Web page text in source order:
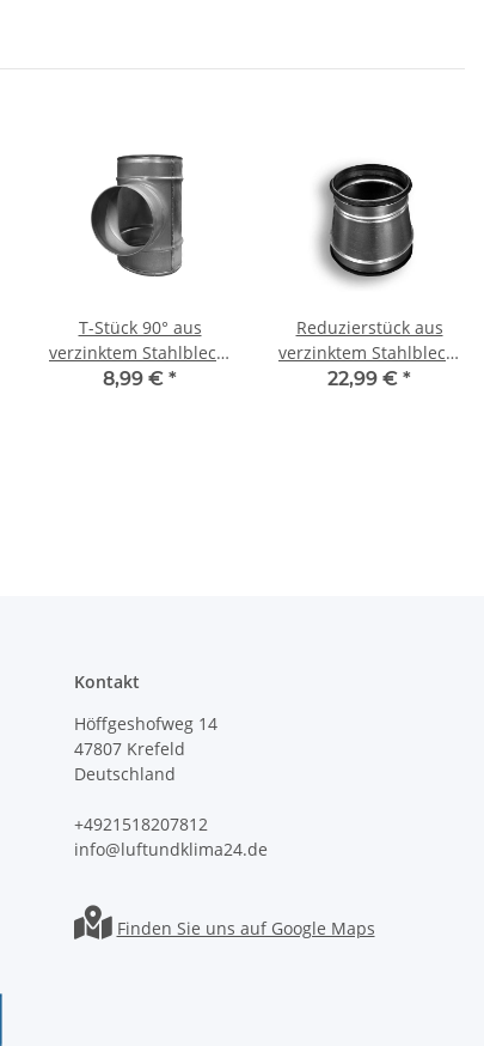
T-Stück 90° aus
verzinktem Stahlblech,
ohne Dichtung, Ø 80
8,99 € *
Reduzierstück aus
verzinktem Stahlblech,
symmetrisch, mit
22,99 € *
Kontakt
Höffgeshofweg 14
47807 Krefeld
Deutschland
+4921518207812
info@luftundklima24.de
Finden Sie uns auf Google Maps